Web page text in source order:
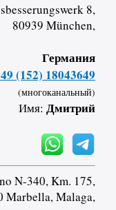
8,
80939 München,
Германия
(152) 18043649
(многоканальный)
Имя: Дмитрий
N-340, Km. 175,
Marbella, Malaga,